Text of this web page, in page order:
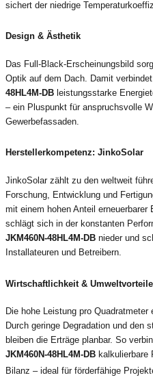
sichert der niedrige
Design & Ästhetik
Das Full-Black-Erscheinungsbild
Optik auf dem Dach. Damit verbindet
48HL4M-DB leistungsstarke
– ein Pluspunkt für anspruchsvolle
Gewerbefassaden.
Herstellerkompetenz: JinkoSolar
JinkoSolar zählt zu den weltweit
Forschung, Entwicklung und
mit einem hohen Anteil
schlägt sich in der konstanten
JKM460N-48HL4M-DB nieder und
Installateuren und Betreibern.
Wirtschaftlichkeit & Umweltvorteile
Die hohe Leistung pro
Durch geringe Degradation und den
bleiben die Erträge planbar. So
JKM460N-48HL4M-DB kalkulierbare
Bilanz – ideal für förderfähige